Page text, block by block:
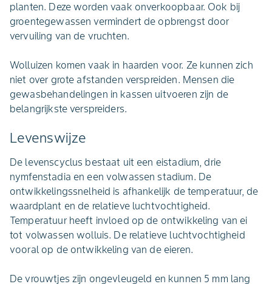
planten. Deze worden vaak onverkoopbaar. Ook bij
groentegewassen vermindert de opbrengst door
vervuiling van de vruchten.
Wolluizen komen vaak in haarden voor. Ze kunnen zich
niet over grote afstanden verspreiden. Mensen die
gewasbehandelingen in kassen uitvoeren zijn de
belangrijkste verspreiders.
Levenswijze
De levenscyclus bestaat uit een eistadium, drie
nymfenstadia en een volwassen stadium. De
ontwikkelingssnelheid is afhankelijk de temperatuur, de
waardplant en de relatieve luchtvochtigheid.
Temperatuur heeft invloed op de ontwikkeling van ei
tot volwassen wolluis. De relatieve luchtvochtigheid
vooral op de ontwikkeling van de eieren.
De vrouwtjes zijn ongevleugeld en kunnen 5 mm lang